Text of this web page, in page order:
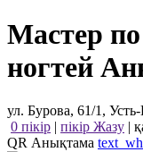
Мастер
ногтей
ул. Бурова, 61/1,
0 пікір | пікір Жазу |
QR Анықтама